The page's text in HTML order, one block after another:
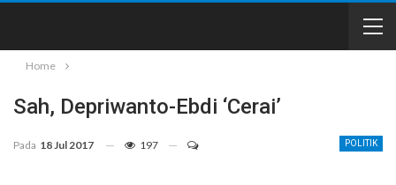
Home
Sah, Depriwanto-Ebdi ‘Cerai’
POLITIK
Pada 18 Jul 2017 197